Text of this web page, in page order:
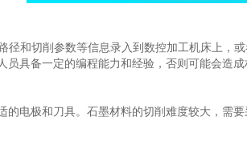
径和切削参数等信息录入到数控加工机床上，
员具备一定的编程能力和经验，否则可能会造成
的电极和刀具。石墨材料的切削难度较大，需要